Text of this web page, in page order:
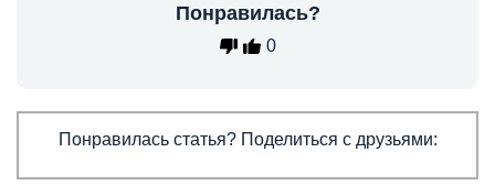
Понравилась?
0
Понравилась статья? Поделиться с друзьями: